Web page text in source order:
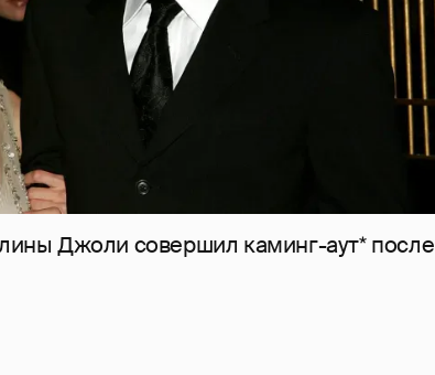
Джоли совершил каминг-аут* после